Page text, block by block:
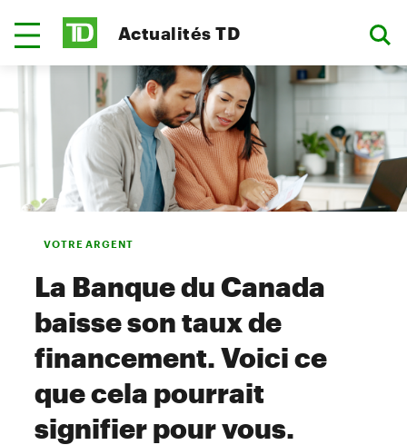
Actualités TD
VOTRE ARGENT
La Banque du Canada
baisse son taux de
financement. Voici ce
que cela pourrait
signifier pour vous.